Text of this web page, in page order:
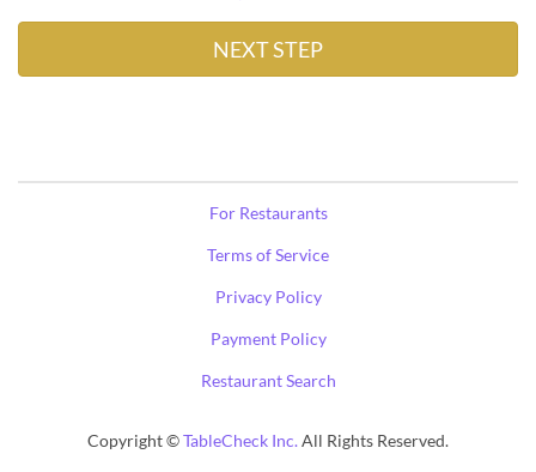
For Restaurants
Terms of Service
Privacy Policy
Payment Policy
Restaurant Search
Copyright ©TableCheck Inc.All Rights Reserved.